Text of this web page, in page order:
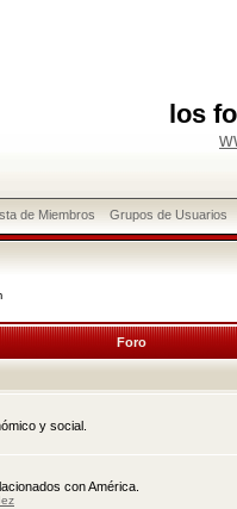
los
de Miembros Grupos de Usuarios
Foro
y social.
con América.